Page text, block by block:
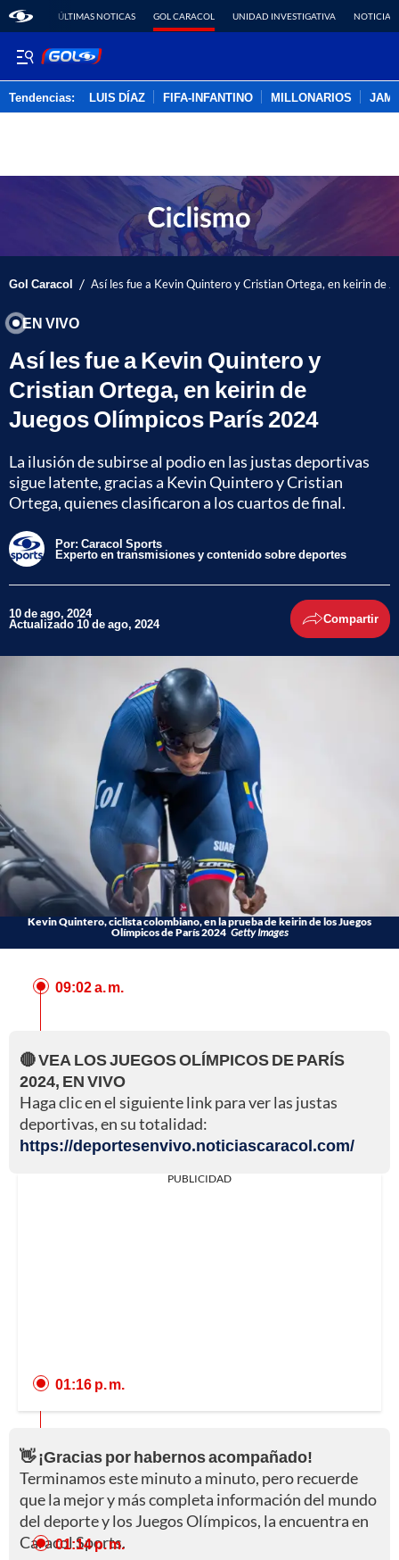
ÚLTIMAS NOTICAS GOL CARACOL UNIDAD INVESTIGATIVA NOTICIAS
Tendencias: LUIS DÍAZ FIFA-INFANTINO MILLONARIOS
Gol Caracol / Así les fue a Kevin Quintero y Cristian Ortega, en keirin de
EN VIVO
Así les fue a Kevin Quintero y
Cristian Ortega, en keirin de
Juegos Olímpicos París 2024
La ilusión de subirse al podio en las justas deportivas
sigue latente, gracias a Kevin Quintero y Cristian
Ortega, quienes clasificaron a los cuartos de final.
Por: Caracol Sports
Experto en transmisiones y contenido sobre deportes
10 de ago, 2024
Actualizado 10 de ago, 2024 Compartir
Kevin Quintero, ciclista colombiano, en la prueba de keirin de los Juegos
Olímpicos de París 2024 Getty Images
09:02 a. m.
🔴 VEA LOS JUEGOS OLÍMPICOS DE PARÍS
2024, EN VIVO
Haga clic en el siguiente link para ver las justas
deportivas, en su totalidad:
https://deportesenvivo.noticiascaracol.com/
PUBLICIDAD
01:16 p. m.
👋 ¡Gracias por habernos acompañado!
Terminamos este minuto a minuto, pero recuerde
que la mejor y más completa información del mundo
del deporte y los Juegos Olímpicos, la encuentra en
Caracol Sports.
01:14 p. m.